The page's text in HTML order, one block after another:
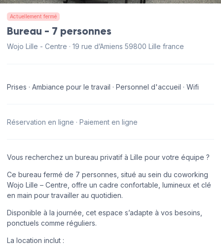
Actuellement fermé
Bureau - 7 personnes
Wojo Lille - Centre · 19 rue d’Amiens 59800 Lille france
Prises · Ambiance pour le travail · Personnel d'accueil · Wifi
Réservation en ligne · Paiement en ligne
Vous recherchez un bureau privatif à Lille pour votre équipe ?
Ce bureau fermé de 7 personnes, situé au sein du coworking
Wojo Lille – Centre, offre un cadre confortable, lumineux et clé
en main pour travailler au quotidien.
Disponible à la journée, cet espace s’adapte à vos besoins,
ponctuels comme réguliers.
La location inclut :